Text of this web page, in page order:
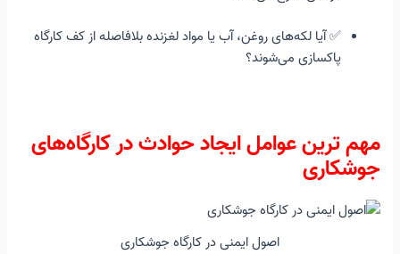
✅ آیا لکه‌های روغن، آب یا مواد لغزنده بلافاصله از کف کارگاه
پاکسازی می‌شوند؟
مهم ترین عوامل ایجاد حوادث در کارگاه‌های
جوشکاری
اصول ایمنی در کارگاه جوشکاری